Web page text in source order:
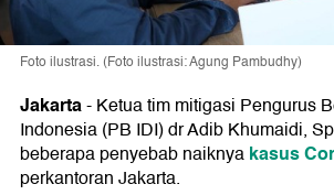
Foto ilustrasi. (Foto ilustrasi: Agung Pambudhy)
Jakarta-Ketua tim mitigasi Pengurus
Indonesia (PB IDI) dr Adib Khumaidi,
beberapa penyebab naiknyakasus
perkantoran Jakarta.